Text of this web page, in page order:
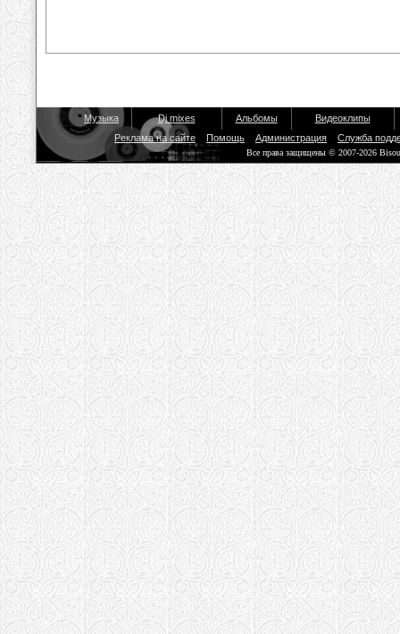
Музыка Dj mixes Альбомы
Видеоклипы
Реклама на сайте
Помощь Администрация Служба
Все права защищены © 2007-2026